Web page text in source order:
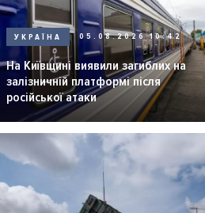
УКРАЇНА 05.08.2026 10:42
На Київщині виявили загиблих на
залізничній платформі після
російської атаки